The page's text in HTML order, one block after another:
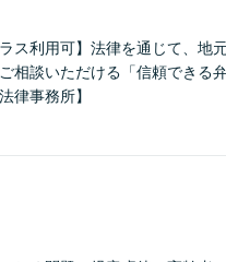
ス利用可】法律を通じて、地
相談いただける「信頼できる
律事務所】